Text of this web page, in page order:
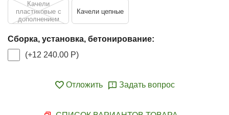
Качели
пластиковые с
дополнением
Качели цепные
Сборка, установка, бетонирование:
(+12 240.00 Р)
Отложить Задать вопрос